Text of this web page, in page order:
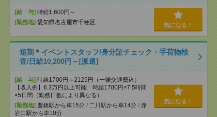
[給 与] 時給1,600円～
[勤務地] 愛知県名古屋市千種区 気になる！
短期＊イベントスタッフ/身分証チェック・手荷物検
査/日給10,200円～[派遣]
[給 与] 時給1700円～2125円（一律交通費込）
【収入例】6.3万円以上可能 時給1700円×7.5時間
×5日間（勤務日数により異なる）
[勤務地] 豊橋駅から車15分 / 二川駅から車14分 / 赤
岩口駅から車10分
気になる！